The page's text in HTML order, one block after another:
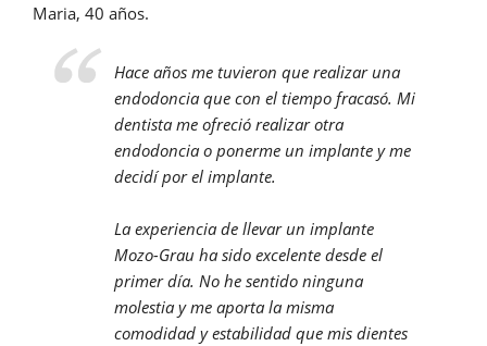
Maria, 40 años.
Hace años me tuvieron que realizar una
endodoncia que con el tiempo fracasó. Mi
dentista me ofreció realizar otra
endodoncia o ponerme un implante y me
decidí por el implante.
La experiencia de llevar un implante
Mozo-Grau ha sido excelente desde el
primer día. No he sentido ninguna
molestia y me aporta la misma
comodidad y estabilidad que mis dientes